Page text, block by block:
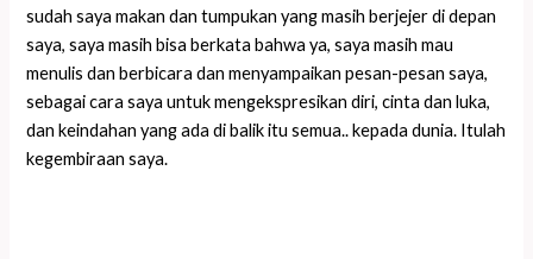
sudah saya makan dan tumpukan yang masih berjejer di depan
saya, saya masih bisa berkata bahwa ya, saya masih mau
menulis dan berbicara dan menyampaikan pesan-pesan saya,
sebagai cara saya untuk mengekspresikan diri, cinta dan luka,
dan keindahan yang ada di balik itu semua.. kepada dunia. Itulah
kegembiraan saya.